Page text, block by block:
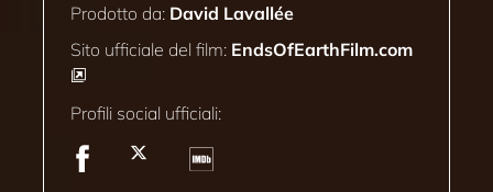
Prodotto da: David Lavallée
Sito ufficiale del film: EndsOfEarthFilm.com
Profili social ufficiali: